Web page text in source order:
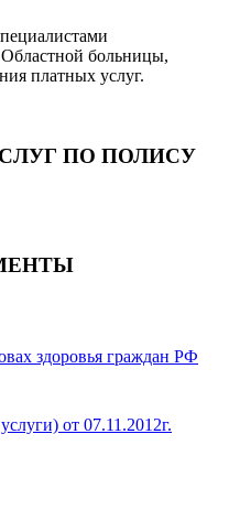
больницы,
платных услуг.
ПО ПОЛИСУ
здоровья граждан РФ
от 07.11.2012г.